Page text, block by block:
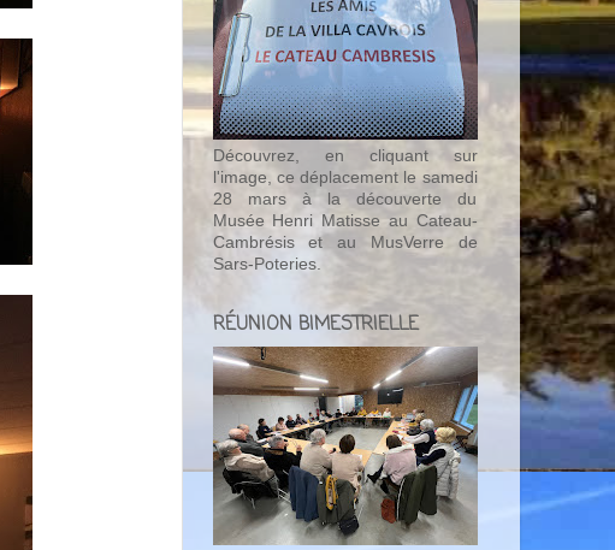
Découvrez, en cliquant sur
l'image, ce déplacement le samedi
28 mars à la découverte du
Musée Henri Matisse au Cateau-
Cambrésis et au MusVerre de
Sars-Poteries.
RÉUNION BIMESTRIELLE